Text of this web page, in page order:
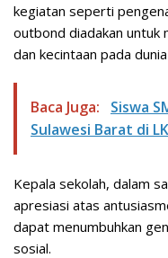
kegiatan seperti
outbond diadakan untuk
dan kecintaan pada
Baca Juga:
Siswa
Sulawesi Barat di
Kepala sekolah, dalam
apresiasi atas
dapat menumbuhkan
sosial.